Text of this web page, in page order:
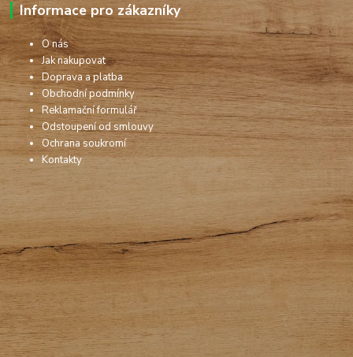
Informace pro zákazníky
O nás
Jak nakupovat
Doprava a platba
Obchodní podmínky
Reklamační formulář
Odstoupení od smlouvy
Ochrana soukromí
Kontakty